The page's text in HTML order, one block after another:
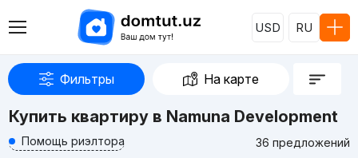
USD RU
Фильтры На карте
Купить квартиру в Namuna Development
36 предложений
Помощь риэлтора